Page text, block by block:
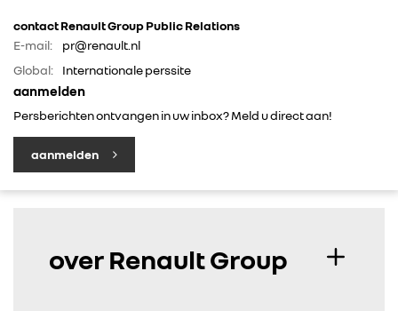
ALLIANCE
IN DE MEDIA
contact Renault Group Public Relations
E-mail:
pr@renault.nl
Global:
Internationale perssite
aanmelden
Persberichten ontvangen in uw inbox? Meld u direct aan!
aanmelden
over Renault Group